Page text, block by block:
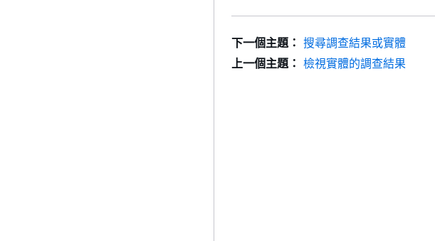
下一個主題： 搜尋調查結果或實體
上一個主題： 檢視實體的調查結果